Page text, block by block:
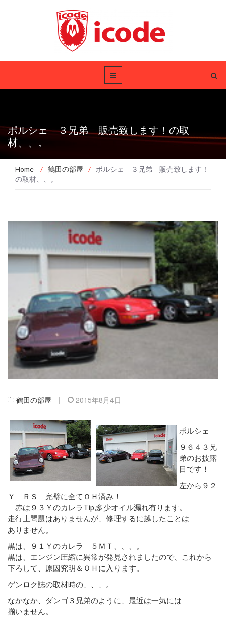
ポルシェ ３兄弟 販売致します！の取
材、、。
Home / 鶴田の部屋 /
ポルシェ ３兄弟 販売致します！
の取材、、。
鶴田の部屋 | 2015年8月4日
ポルシェ
９６４３兄
弟のお披露
目です！
左から９２
Ｙ ＲＳ 完璧に全てＯＨ済み！
赤は９３ＹのカレラTip,多少オイル漏れ有ります。
走行上問題はありませんが、修理するに越したことは
ありません。
黒は、９１Ｙのカレラ ５ＭＴ、、、。
黒は、エンジン圧縮に異常が発見されましたので、これから
下ろして、原因究明＆ＯＨに入ります。
ゲンロク誌の取材時の、、、。
なかなか、ダンゴ３兄弟のように、最近は一気には
揃いません。